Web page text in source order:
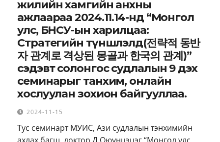
жилийн хамгийн анхны
ажлаараа 2024.11.14-нд “Монгол
улс, БНСУ-ын харилцаа:
Стратегийн түншлэлд(전략적 동반
자 관계로 격상된 몽골과 한국의 관계)”
сэдэвт солонгос судлалын 9 дэх
семинарыг танхим, онлайн
хослуулан зохион байгууллаа.
2024-11-15
Тус семинарт МУИС, Ази судлалын тэнхимийн